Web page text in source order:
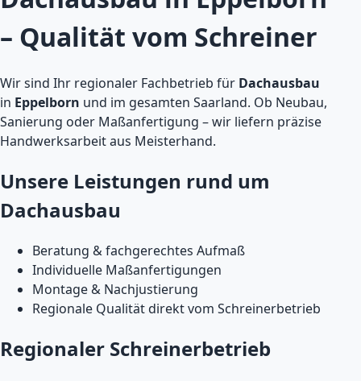
– Qualität vom Schreiner
Wir sind Ihr regionaler Fachbetrieb für Dachausbau
in Eppelborn und im gesamten Saarland. Ob Neubau,
Sanierung oder Maßanfertigung – wir liefern präzise
Handwerksarbeit aus Meisterhand.
Unsere Leistungen rund um
Dachausbau
Beratung & fachgerechtes Aufmaß
Individuelle Maßanfertigungen
Montage & Nachjustierung
Regionale Qualität direkt vom Schreinerbetrieb
Regionaler Schreinerbetrieb